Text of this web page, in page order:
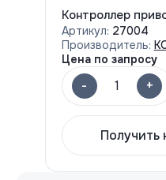
Контроллер
Артикул: 27004
Производитель:
Цена по запросу
- 1 +
Получить